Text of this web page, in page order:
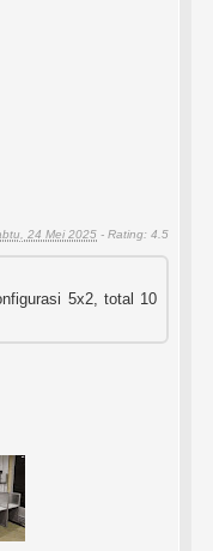
24 Mei 2025 - Rating: 4.5
5x2, total 10